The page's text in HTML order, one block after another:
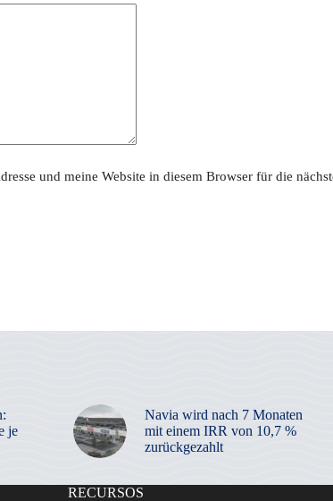
und meine Website in diesem Browser für die
je
Navia wird nach 7 Monaten
mit einem IRR von 10,7 %
zurückgezahlt
RECURSOS